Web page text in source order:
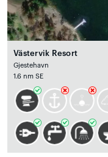
Västervik Resort
Gjestehavn
1.6 nm SE